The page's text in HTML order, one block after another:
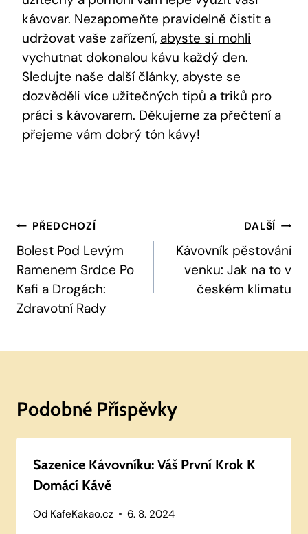
kávovar. Nezapomeňte pravidelně čistit a
udržovat vaše zařízení, abyste si mohli
vychutnat dokonalou kávu každý den.
Sledujte naše další články, abyste se
dozvěděli více užitečných tipů a triků pro
práci s kávovarem. Děkujeme za přečtení a
přejeme vám dobrý tón kávy!
Navigace
Pro
Příspěvek
PŘEDCHOZÍ
Bolest Pod Levým
Ramenem Srdce Po
Kafi a Drogách:
Zdravotní Rady
DALŠÍ
Kávovník pěstování
venku: Jak na to v
českém klimatu
Podobné Příspěvky
Sazenice Kávovníku: Váš První Krok K
Domácí Kávě
Od KafeKakao.cz 6. 8. 2024